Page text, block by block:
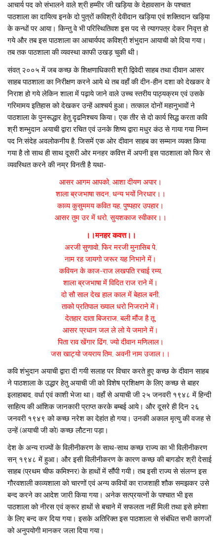
आचार्य पद को संभालने वाले श्री हम्मीर जी खड़िया के देहावसान के पश्चात
पाठशाला का दायित्व इनके दो पुत्रों कविश्री देवीदान खड़िया एवं शक्तिदान खड़िया
के कन्धों पर आया। किन्तु वे भी परिस्थितिवश इस पद से त्यागपत्र देकर निवृत्त हो
गये और तब इस पाठशाला का आचार्यपद कविश्री शंभुदान आयाची को दिया गया।
तब तक पाठशाला की व्यवस्था काफी उखड़ चुकी थी।
संवत् २००५ में जब कच्छ के शिक्षणाधिकारी श्री द्विवेदी साहब तथा दीवान आसर
साहब पाठशाला का निरीक्षण करने आये थे तब वहाँ की दीन-हीन दशा को देखकर वे
निराश हो गये लेकिन शाला में पढ़ाये जाने वाले उच्च स्तरीय पाठ्यक्रम एवं उसके
गरिमामय इतिहास को देखकर उन्हें आश्चर्य हुआ। तत्काल दोनों महानुभावों ने
पाठशाला के पुनरूद्धार हेतु दृढनिश्चय किया। एक तीर से दो कार्य सिद्ध करता कवि
श्री शम्भुदान अयाची द्वारा रचित एवं उनके शिष्य द्वारा मधुर कंठ से गाया गया निम्न
पद नि:संदेह अवलोकनीय है, जिसमें एक ओर दीवान साहब का सम्मान व्यक्त किया
गया है तो साथ ही साथ दूसरी ओर मनहर कवित्त में अपनी इस पाठशाला को फिर से
व्यवस्थित करने की नम्र विनती है यथा-
आसर आगम आपको, आशा दीयण अपार।
शाला ब्रजभाषा सदन, धन्य भयों निरधार।।
काव्य कुसुममय कवित यह, पुष्पहार उपहार।
आसर तुम उर में धरो, सुयशकाज स्वीकार।।
।।मनहर कवत्त।।
अरजी सुणावो, फिर मरजी मुनासिब पे,
नाम रह जायगो जरूर यह निभाने में।
कवियन के काज-राज लखपति रचाई रम्य,
शाला ब्रजभाषा में विदित राज राने में।
दो सौ साल देख हाल काल में बेहाल बनी,
ताको प्रतिपाल ख्याल धरो निजराने में।
देतहार दाता बिजराज, बली मौंज है तू,
आसर प्रधान जल ले लो ये जमाने में।
पिता राव खेंगार ढिंग, ज्यो दीवान मणिलाल।
जस खाट्यो जयराय तिम, अवनी नाम उजाल।।
कवि शंभुदान अयाची द्वारा दी गयी सलाह पर विचार करते हुए कच्छ के दीवान साहब
ने पाठशाला के उद्धार हेतु अयाची जी को विशेष प्रशिक्षण के लिए कच्छ से बाहर
इलाहाबाद, वर्धा एवं काशी भेजा था। वहाँ से अयाची जी २५ जनवरी १९४८ में हिन्दी
साहित्य की आंशिक जानकारी प्राप्त करके बम्बई आये। और दूसरे ही दिन २६
जनवरी १९४९ को कच्छ नरेश का देहांत हो गया। उनकी अकाल मृत्यु की वजह से
उन्हें (अयाची जी को) कच्छ लौटना पड़ा।
देश के अन्य राज्यों के विलीनीकरण के साथ-साथ कच्छ राज्य का भी विलीनीकरण
सन् १९४८ में हुआ। और इसी विलीनीकरण के कारण कच्छ की बागडोर श्री देसाई
साहब (प्रथम चीफ कमिश्नर) के हाथों में सौंपी गयी। तब इसी राज्य से संलग्न इस
गौरवशाली काव्यशाला को चारणों एवं अन्य कवियों का राजशाही शौक समझकर उसे
बन्द करने का आदेश जारी किया गया। अनेक सत्प्रयत्नों के पश्चात भी इस
पाठशाला को नीरस एवं क्रूर हाथों से बचाने में सफलता नहीं मिली तथा इसे हमेशा
के लिए बन्द कर दिया गया। इसके अतिरिक्त इस पाठशाला से संबंधित सभी कागजों
को अनुपयोगी मानकर जला दिया गया।